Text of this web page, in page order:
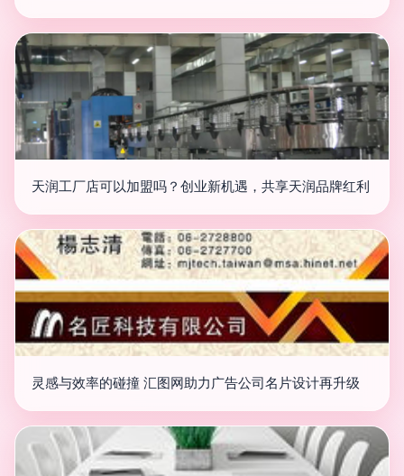
天润工厂店可以加盟吗？创业新机遇，共享天润品牌红利
灵感与效率的碰撞 汇图网助力广告公司名片设计再升级